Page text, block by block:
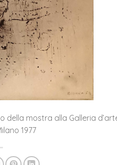
della mostra alla Galleria
1977